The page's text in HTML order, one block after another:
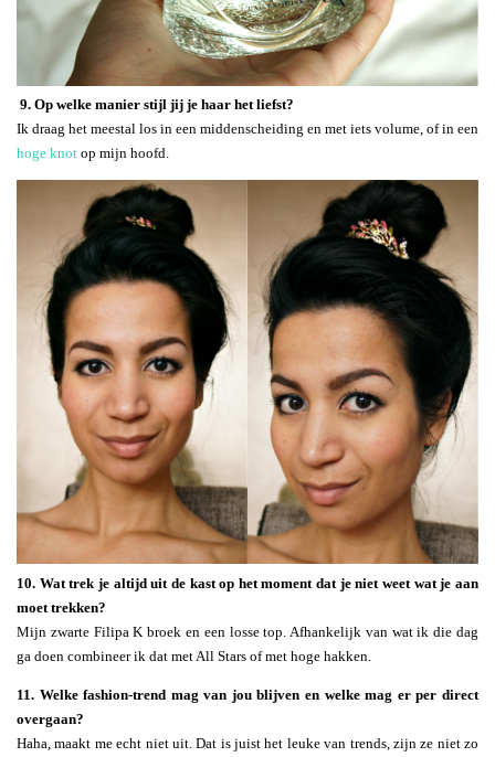
9. Op welke manier stijl jij je haar het liefst?
Ik draag het meestal los in een middenscheiding en met iets volume, of in een
hoge knot op mijn hoofd.
10. Wat trek je altijd uit de kast op het moment dat je niet weet wat je aan
moet trekken?
Mijn zwarte Filipa K broek en een losse top. Afhankelijk van wat ik die dag
ga doen combineer ik dat met All Stars of met hoge hakken.
11. Welke fashion-trend mag van jou blijven en welke mag er per direct
overgaan?
Haha, maakt me echt niet uit. Dat is juist het leuke van trends, zijn ze niet zo